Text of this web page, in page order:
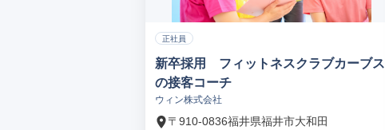
正社員
新卒採用 フィットネスクラブカーブス
の接客コーチ
ウィン株式会社
〒910-0836福井県福井市大和田